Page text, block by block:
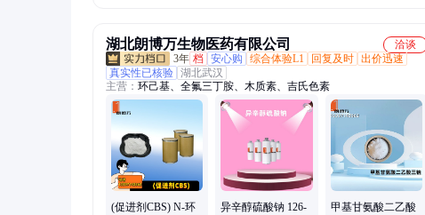
湖北朗博万生物医药有限公司
洽谈
3年 档 安心购 综合体验L1 回复及时 出价迅速
真实性已核验 湖北武汉
主营： 环己基、全氟三丁胺、木质素、吉氏色素
(促进剂CBS) N-环
异辛醇硫酸钠 126-
甲基甘氨酸二乙酸